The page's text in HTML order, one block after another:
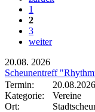
1
2
3
weiter
20.08. 2026
Scheunentreff
Termin:
Kategorie:
Vereine
Ort: